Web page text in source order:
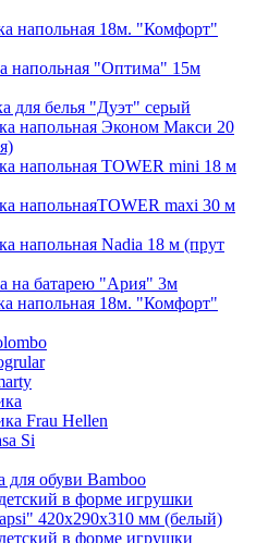
напольная 18м. "Комфорт"
напольная "Оптима" 15м
для белья "Дуэт" серый
напольная Эконом Макси 20
напольная TOWER mini 18 м
напольнаяTOWER maxi 30 м
напольная Nadia 18 м (прут
на батарею "Ария" 3м
напольная 18м. "Комфорт"
Frau Hellen
Si
для обуви Bamboo
в форме игрушки
420х290х310 мм (белый)
в форме игрушки